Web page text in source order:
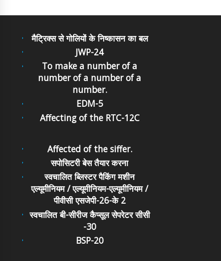
मैट्रिक्स से गोलियों के निष्कासन का बल
JWP-24
To make a number of a
number of a number of a
number.
EDM-5
Affecting of the RTC-12C
Affected of the siffer.
सपोसिटरी बेस तैयार करना
स्वचालित ब्लिस्टर पैकिंग मशीन
एल्यूमीनियम / एल्यूमीनियम-एल्यूमीनियम /
पीवीसी एसजेपी-26-के 2
स्वचालित बी-सीरीज कैप्सूल सेपरेटर सीसी
-30
BSP-20